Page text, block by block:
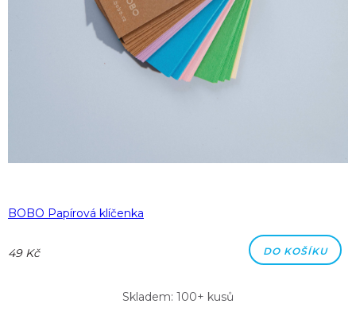
BOBO Papírová klíčenka
49 Kč DO KOŠÍKU
Skladem: 100+ kusů